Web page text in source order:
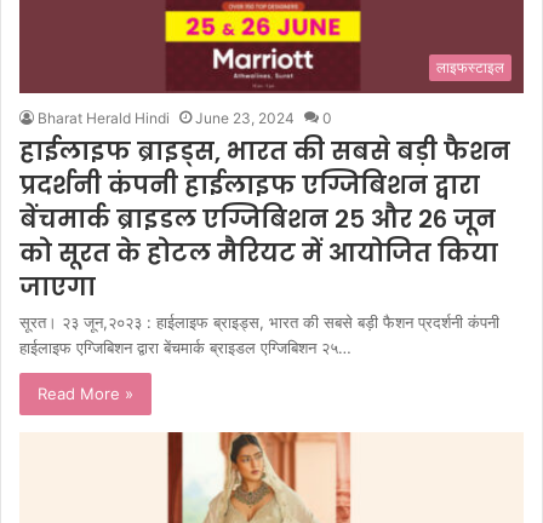
लाइफस्टाइल
Bharat Herald Hindi June 23, 2024 0
हाईलाइफ ब्राइड्स, भारत की सबसे बड़ी फैशन
प्रदर्शनी कंपनी हाईलाइफ एग्जिबिशन द्वारा
बेंचमार्क ब्राइडल एग्जिबिशन २५ और २६ जून
को सूरत के होटल मैरियट में आयोजित किया
जाएगा
सूरत। २३ जून,२०२३ : हाईलाइफ ब्राइड्स, भारत की सबसे बड़ी फैशन प्रदर्शनी कंपनी
हाईलाइफ एग्जिबिशन द्वारा बेंचमार्क ब्राइडल एग्जिबिशन २५…
Read More »